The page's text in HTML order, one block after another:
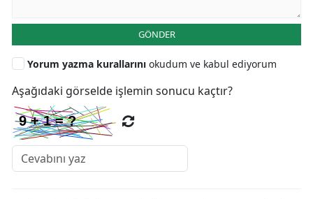
GÖNDER
Yorum yazma kurallarını okudum ve kabul ediyorum
Aşağıdaki görselde işlemin sonucu kaçtır?